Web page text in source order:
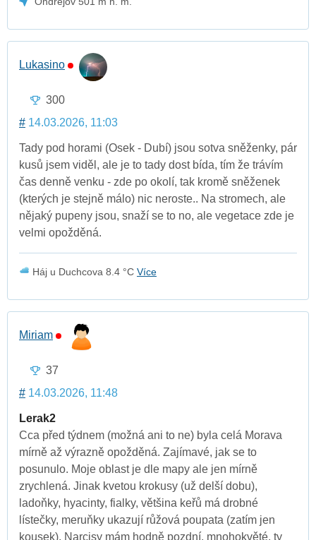
Lukasino
300
# 14.03.2026, 11:03
Tady pod horami (Osek - Dubí) jsou sotva sněženky, pár
kusů jsem viděl, ale je to tady dost bída, tím že trávím
čas denně venku - zde po okolí, tak kromě sněženek
(kterých je stejně málo) nic neroste.. Na stromech, ale
nějaký pupeny jsou, snaží se to no, ale vegetace zde je
velmi opožděná.
Háj u Duchcova 8.4 °C Více
Miriam
37
# 14.03.2026, 11:48
Lerak2
Cca před týdnem (možná ani to ne) byla celá Morava
mírně až výrazně opožděná. Zajímavé, jak se to
posunulo. Moje oblast je dle mapy ale jen mírně
zrychlená. Jinak kvetou krokusy (už delší dobu),
ladoňky, hyacinty, fialky, většina keřů má drobné
lístečky, meruňky ukazují růžová poupata (zatím jen
kousek). Narcisy mám hodně pozdní, mnohokvěté, ty